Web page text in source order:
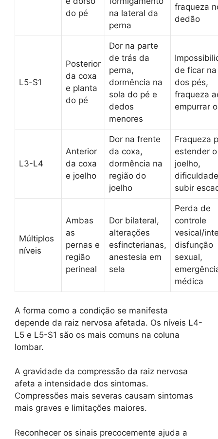
do pé
na lateral da
perna
fraqueza
dedão
L5-S1
Posterior
da coxa
e planta
do pé
Dor na parte
de trás da
perna,
dormência na
sola do pé e
dedos
menores
de ficar
dos pés,
fraqueza
empurrar
L3-L4
Anterior
da coxa
e joelho
Dor na frente
da coxa,
dormência na
região do
joelho
Fraqueza
estender o
joelho,
subir
Múltiplos
níveis
Ambas
as
pernas e
região
perineal
Dor bilateral,
alterações
esfincterianas,
anestesia em
sela
Perda de
controle
vesical/
disfunção
sexual,
médica
A forma como a condição se manifesta
depende da raiz nervosa afetada. Os níveis L4-
L5 e L5-S1 são os mais comuns na coluna
lombar.
A gravidade da compressão da raiz nervosa
afeta a intensidade dos sintomas.
Compressões mais severas causam sintomas
mais graves e limitações maiores.
Reconhecer os sinais precocemente ajuda a